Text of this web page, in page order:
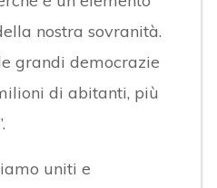
nostra sovranità.
grandi democrazie
di abitanti, più
uniti e